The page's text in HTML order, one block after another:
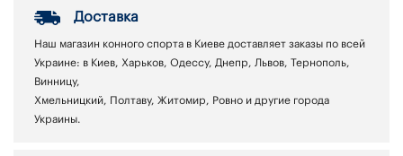
Доставка
Наш магазин конного спорта в Киеве доставляет заказы по всей
Украине: в Киев, Харьков, Одессу, Днепр, Львов, Тернополь,
Винницу,
Хмельницкий, Полтаву, Житомир, Ровно и другие города
Украины.